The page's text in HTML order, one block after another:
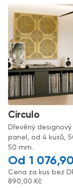
Circulo
Dřevěný
panel, od 4 kusů,
50 mm.
1 076,90
Cena za kus bez
890,00 Kč